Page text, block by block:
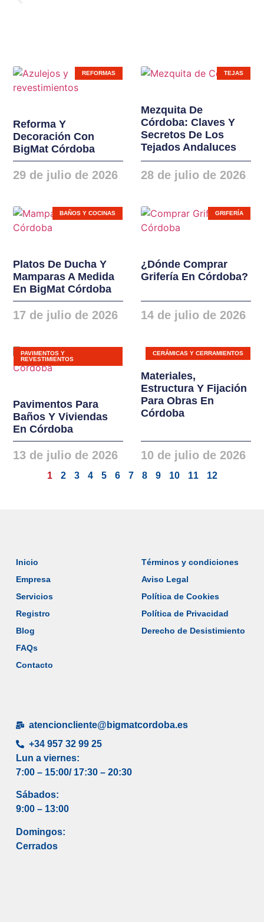
Ampliamos líneas de
productos en nuestras
instalaciones. Nuevas
gamas de ventanas,
balconeras, cierres y
ALUMINIO
REFORMAS
Reforma Y
Decoración Con
BigMat Córdoba
29 de julio de 2026
TEJAS
Mezquita De
Córdoba: Claves Y
Secretos De Los
Tejados Andaluces
28 de julio de 2026
BAÑOS Y COCINAS
Platos De Ducha Y
Mamparas A Medida
En BigMat Córdoba
17 de julio de 2026
GRIFERÍA
¿Dónde Comprar
Grifería En Córdoba?
14 de julio de 2026
PAVIMENTOS Y
REVESTIMIENTOS
Pavimentos Para
Baños Y Viviendas
En Córdoba
13 de julio de 2026
CERÁMICAS Y CERRAMIENTOS
Materiales,
Estructura Y Fijación
Para Obras En
Córdoba
10 de julio de 2026
1 2 3 4 5 6 7 8 9 10 11 12
Inicio
Empresa
Servicios
Registro
Blog
FAQs
Contacto
Términos y condiciones
Aviso Legal
Política de Cookies
Política de Privacidad
Derecho de Desistimiento
atencioncliente@bigmatcordoba.es
+34 957 32 99 25
Lun a viernes:
7:00 – 15:00/ 17:30 – 20:30
Sábados:
9:00 – 13:00
Domingos:
Cerrados